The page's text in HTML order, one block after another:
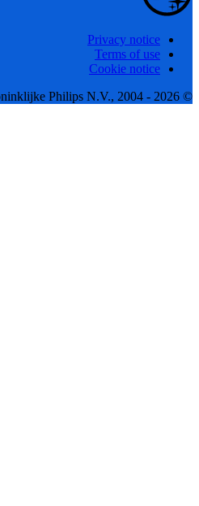
Privacy notice
Terms of use
Cookie notice